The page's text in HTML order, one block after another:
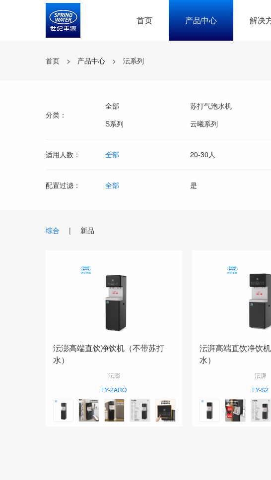
首页 产品中心 解决
首页 > 产品中心 > 沄系列
分类：
全部 苏打气泡水机
S系列
云曦系列
适用人数： 全部 20-30人
配置过滤： 全部 是
综合 | 新品
沄澎高端直饮净饮机（不带苏打
水）
沄澎
FY-2ARO
沄湃高端直饮净饮
水）
沄湃
FY-S2